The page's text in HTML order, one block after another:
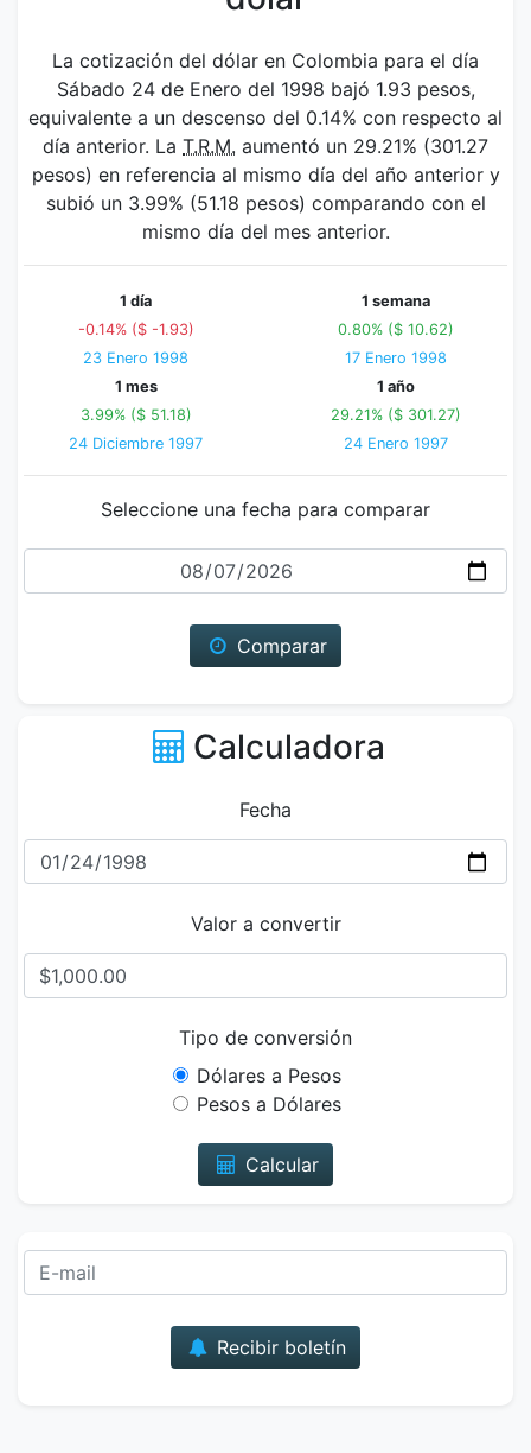
La cotización del dólar en Colombia para el día
Sábado 24 de Enero del 1998 bajó 1.93 pesos,
equivalente a un descenso del 0.14% con respecto al
día anterior. La T.R.M. aumentó un 29.21% (301.27
pesos) en referencia al mismo día del año anterior y
subió un 3.99% (51.18 pesos) comparando con el
mismo día del mes anterior.
1 día
-0.14% ($ -1.93)
23 Enero 1998
1 semana
0.80% ($ 10.62)
17 Enero 1998
1 mes
3.99% ($ 51.18)
24 Diciembre 1997
1 año
29.21% ($ 301.27)
24 Enero 1997
Seleccione una fecha para comparar
Fecha
Comparar
Calculadora
Fecha
Valor a convertir
Tipo de conversión
Dólares a Pesos
Pesos a Dólares
Calcular
Recibir boletín